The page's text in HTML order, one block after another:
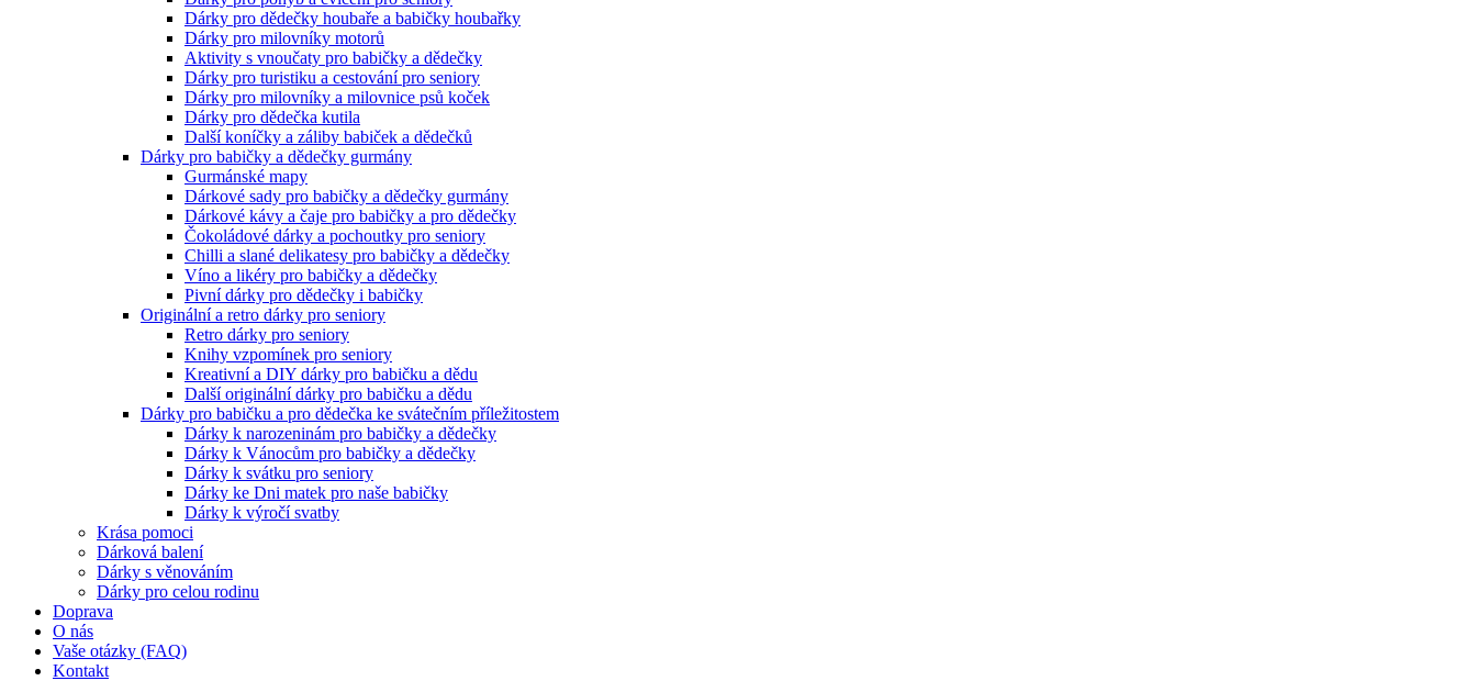
Dárky pro dědečky houbaře a babičky houbařky
Dárky pro milovníky motorů
Aktivity s vnoučaty pro babičky a dědečky
Dárky pro turistiku a cestování pro seniory
Dárky pro milovníky a milovnice psů koček
Dárky pro dědečka kutila
Další koníčky a záliby babiček a dědečků
Dárky pro babičky a dědečky gurmány
Gurmánské mapy
Dárkové sady pro babičky a dědečky gurmány
Dárkové kávy a čaje pro babičky a pro dědečky
Čokoládové dárky a pochoutky pro seniory
Chilli a slané delikatesy pro babičky a dědečky
Víno a likéry pro babičky a dědečky
Pivní dárky pro dědečky i babičky
Originální a retro dárky pro seniory
Retro dárky pro seniory
Knihy vzpomínek pro seniory
Kreativní a DIY dárky pro babičku a dědu
Další originální dárky pro babičku a dědu
Dárky pro babičku a pro dědečka ke svátečním příležitostem
Dárky k narozeninám pro babičky a dědečky
Dárky k Vánocům pro babičky a dědečky
Dárky k svátku pro seniory
Dárky ke Dni matek pro naše babičky
Dárky k výročí svatby
Krása pomoci
Dárková balení
Dárky s věnováním
Dárky pro celou rodinu
Doprava
O nás
Vaše otázky (FAQ)
Kontakt